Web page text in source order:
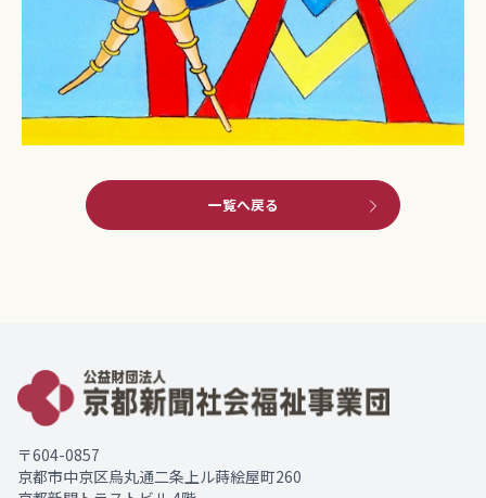
一覧へ戻る
〒604-0857
京都市中京区烏丸通二条上ル蒔絵屋町260